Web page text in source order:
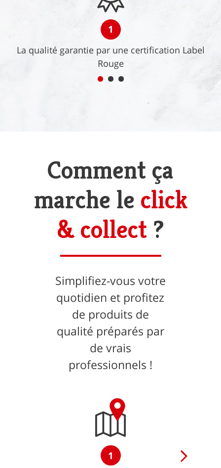
1
La qualité garantie par une certification Label
Rouge
Comment ça
marche le click
& collect ?
Simplifiez-vous votre
quotidien et profitez
de produits de
qualité préparés par
de vrais
professionnels !
1